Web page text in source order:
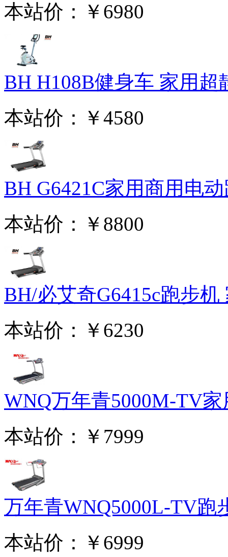
本站价：
￥6980
BH H108B健身车 家用超
本站价：
￥4580
BH G6421C家用商用电
本站价：
￥8800
BH/必艾奇G6415c跑步机
本站价：
￥6230
WNQ万年青5000M-TV家
本站价：
￥7999
万年青WNQ5000L-TV跑
本站价：
￥6999